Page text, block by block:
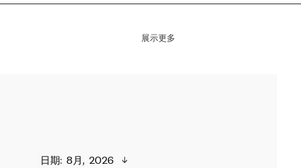
展示更多
日期: 8月,  2026